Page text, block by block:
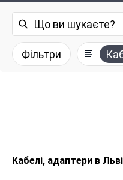
Фільтри
Кабелі, адаптери в